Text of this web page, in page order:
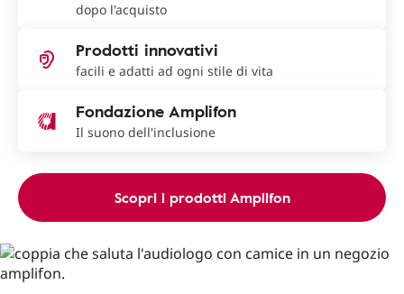
dopo l'acquisto
Prodotti innovativi
facili e adatti ad ogni stile di vita
Fondazione Amplifon
Il suono dell'inclusione
Scopri i prodotti Amplifon